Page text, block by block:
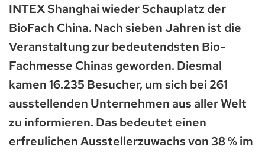
INTEX Shanghai wieder Schauplatz der
BioFach China. Nach sieben Jahren ist die
Veranstaltung zur bedeutendsten Bio-
Fachmesse Chinas geworden. Diesmal
kamen 16.235 Besucher, um sich bei 261
ausstellenden Unternehmen aus aller Welt
zu informieren. Das bedeutet einen
erfreulichen Ausstellerzuwachs von 38 % im